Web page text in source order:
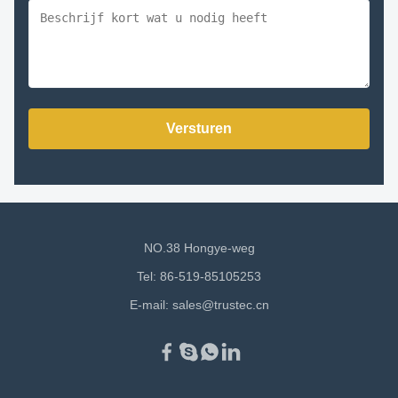
Versturen
NO.38 Hongye-weg
Tel: 86-519-85105253
E-mail: sales@trustec.cn